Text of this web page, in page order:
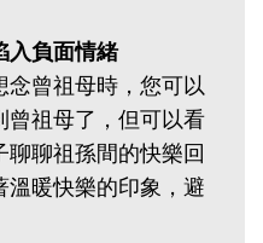
入負面情緒
曾祖母時，您可以
曾祖母了，但可以看
聊祖孫間的快樂回
暖快樂的印象，避